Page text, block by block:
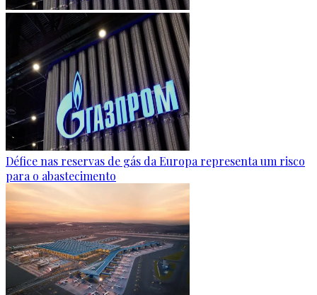
Défice nas reservas de gás da Europa representa um risco
para o abastecimento